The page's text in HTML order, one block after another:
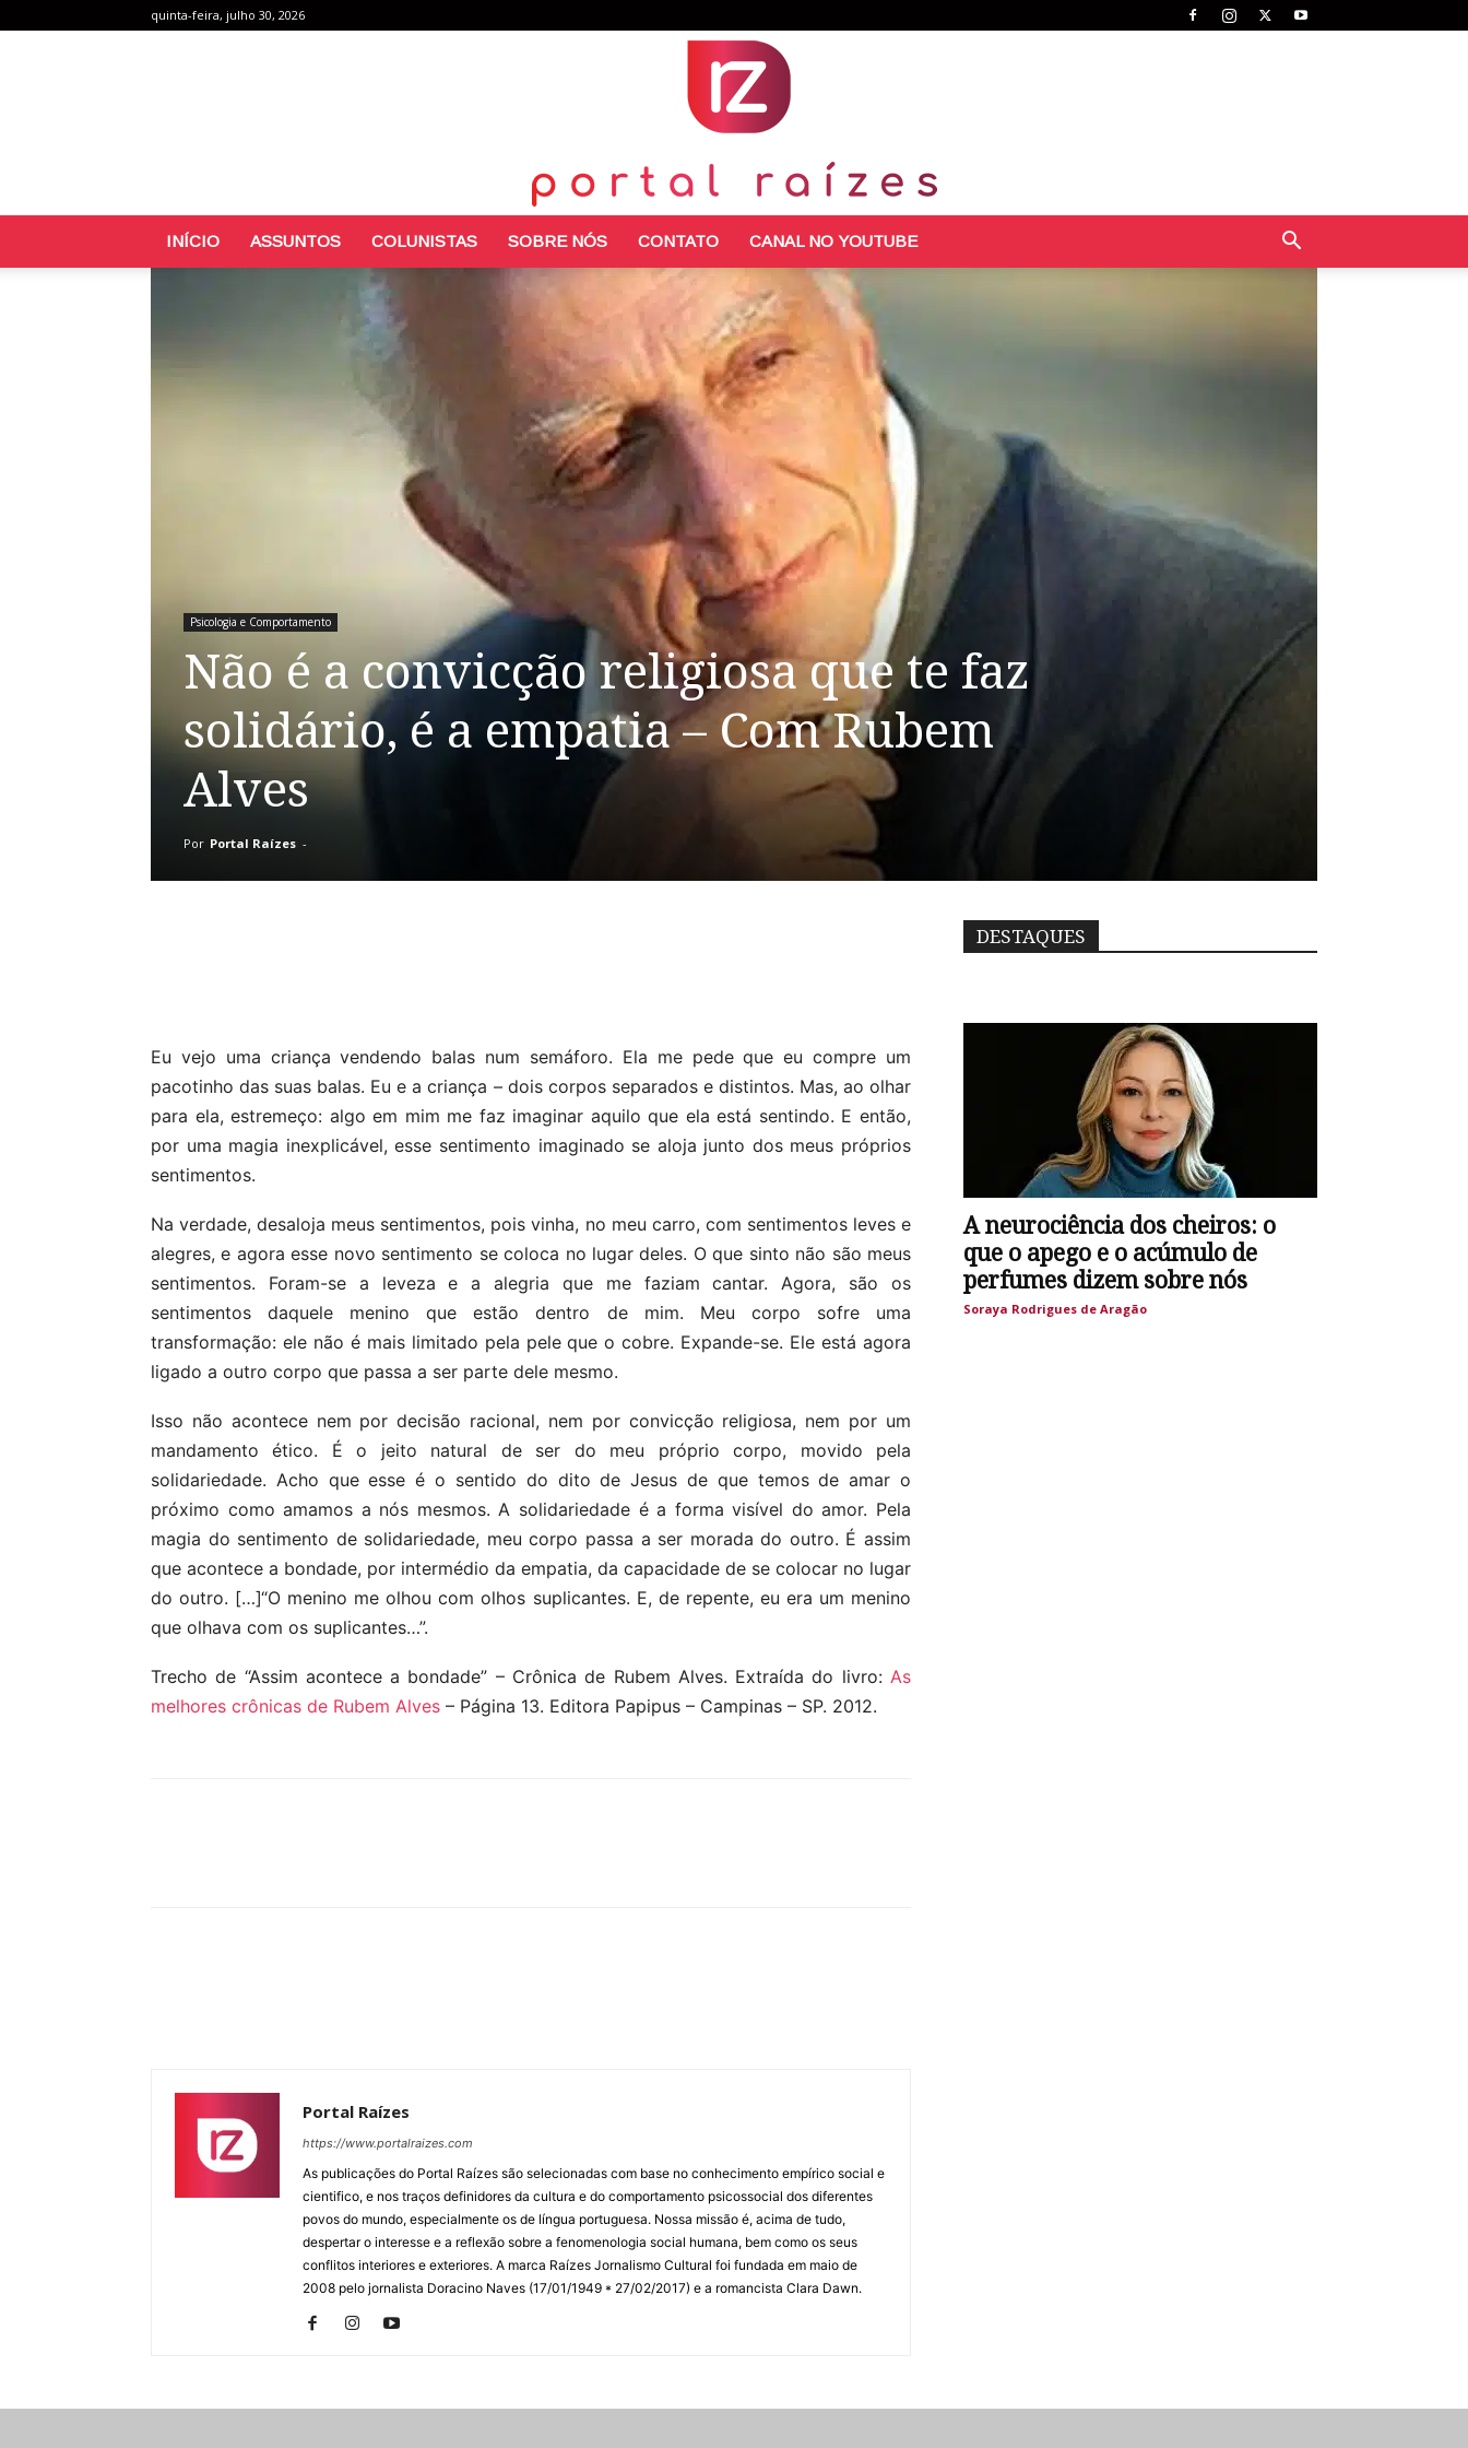
quinta-feira, julho 30, 2026
Raízes
INÍCIO ASSUNTOS COLUNISTAS SOBRE NÓS CONTATO CANAL NO YOUTUBE
Psicologia e Comportamento
Não é a convicção religiosa que te faz
solidário, é a empatia – Com Rubem
Alves
Por Portal Raízes -
Eu vejo uma criança vendendo balas num semáforo. Ela me pede que eu compre um
pacotinho das suas balas. Eu e a criança – dois corpos separados e distintos. Mas, ao olhar
para ela, estremeço: algo em mim me faz imaginar aquilo que ela está sentindo. E então,
por uma magia inexplicável, esse sentimento imaginado se aloja junto dos meus próprios
sentimentos.
Na verdade, desaloja meus sentimentos, pois vinha, no meu carro, com sentimentos leves e
alegres, e agora esse novo sentimento se coloca no lugar deles. O que sinto não são meus
sentimentos. Foram-se a leveza e a alegria que me faziam cantar. Agora, são os
sentimentos daquele menino que estão dentro de mim. Meu corpo sofre uma
transformação: ele não é mais limitado pela pele que o cobre. Expande-se. Ele está agora
ligado a outro corpo que passa a ser parte dele mesmo.
Isso não acontece nem por decisão racional, nem por convicção religiosa, nem por um
mandamento ético. É o jeito natural de ser do meu próprio corpo, movido pela
solidariedade. Acho que esse é o sentido do dito de Jesus de que temos de amar o
próximo como amamos a nós mesmos. A solidariedade é a forma visível do amor. Pela
magia do sentimento de solidariedade, meu corpo passa a ser morada do outro. É assim
que acontece a bondade, por intermédio da empatia, da capacidade de se colocar no lugar
do outro. […]“O menino me olhou com olhos suplicantes. E, de repente, eu era um menino
que olhava com os suplicantes…”.
Trecho de “Assim acontece a bondade” – Crônica de Rubem Alves. Extraída do livro: As
melhores crônicas de Rubem Alves – Página 13. Editora Papipus – Campinas – SP. 2012.
Portal Raízes
https://www.portalraizes.com
As publicações do Portal Raízes são selecionadas com base no conhecimento empírico social e
cientifico, e nos traços definidores da cultura e do comportamento psicossocial dos diferentes
povos do mundo, especialmente os de língua portuguesa. Nossa missão é, acima de tudo,
despertar o interesse e a reflexão sobre a fenomenologia social humana, bem como os seus
conflitos interiores e exteriores. A marca Raízes Jornalismo Cultural foi fundada em maio de
2008 pelo jornalista Doracino Naves (17/01/1949 * 27/02/2017) e a romancista Clara Dawn.
DESTAQUES
A neurociência dos cheiros: o
que o apego e o acúmulo de
perfumes dizem sobre nós
Soraya Rodrigues de Aragão